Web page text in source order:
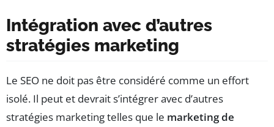
Intégration avec d’autres
stratégies marketing
Le SEO ne doit pas être considéré comme un effort
isolé. Il peut et devrait s’intégrer avec d’autres
stratégies marketing telles que le marketing de